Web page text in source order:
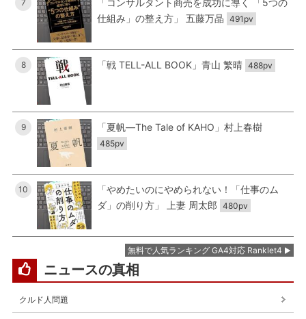
7
「コンサルタント商売を成功に導く 「5つの
仕組み」の整え方」 五藤万晶 491pv
8 「戦 TELL-ALL BOOK」青山 繁晴 488pv
9 「夏帆―The Tale of KAHO」村上春樹
485pv
10
「やめたいのにやめられない！「仕事のム
ダ」の削り方」 上妻 周太郎 480pv
無料で人気ランキング GA4対応 Ranklet4
ニュースの真相
クルド人問題